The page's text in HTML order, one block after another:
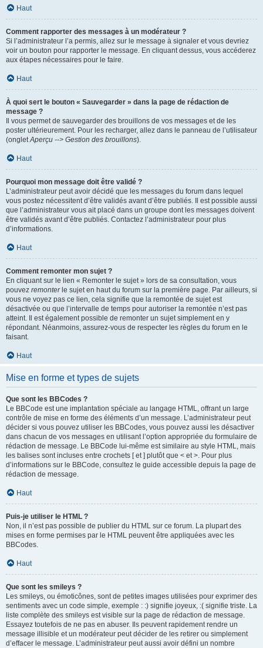
Haut
Comment rapporter des messages à un modérateur ?
Si l’administrateur l’a permis, allez sur le message à signaler et vous devriez
voir un bouton pour rapporter le message. En cliquant dessus, vous accéderez
aux étapes nécessaires pour le faire.
Haut
À quoi sert le bouton « Sauvegarder » dans la page de rédaction de
message ?
Il vous permet de sauvegarder des brouillons de vos messages et de les
poster ultérieurement. Pour les recharger, allez dans le panneau de l’utilisateur
(ongletAperçu --> Gestion des brouillons).
Haut
Pourquoi mon message doit être validé ?
L’administrateur peut avoir décidé que les messages du forum dans lequel
vous postez nécessitent d’être validés avant d’être publiés. Il est possible aussi
que l’administrateur vous ait placé dans un groupe dont les messages doivent
être validés avant d’être publiés. Contactez l’administrateur pour plus
d’informations.
Haut
Comment remonter mon sujet ?
En cliquant sur le lien « Remonter le sujet » lors de sa consultation, vous
pouvez remonterle sujet en haut du forum sur la première page. Par ailleurs, si
vous ne voyez pas ce lien, cela signifie que la remontée de sujet est
désactivée ou que l’intervalle de temps pour autoriser la remontée n’est pas
atteint. Il est également possible de remonter un sujet simplement en y
répondant. Néanmoins, assurez-vous de respecter les règles du forum en le
faisant.
Haut
Mise en forme et types de sujets
Que sont les BBCodes ?
Le BBCode est une implantation spéciale au langage HTML, offrant un large
contrôle de mise en forme des éléments d’un message. L’administrateur peut
décider si vous pouvez utiliser les BBCodes, vous pouvez aussi les désactiver
dans chacun de vos messages en utilisant l’option appropriée du formulaire de
rédaction de message. Le BBCode lui-même est similaire au style HTML, mais
les balises sont incluses entre crochets [ et ] plutôt que < et >. Pour plus
d’informations sur le BBCode, consultez le guide accessible depuis la page de
rédaction de message.
Haut
Puis-je utiliser le HTML ?
Non, il n’est pas possible de publier du HTML sur ce forum. La plupart des
mises en forme permises par le HTML peuvent être appliquées avec les
BBCodes.
Haut
Que sont les smileys ?
Les smileys, ou émoticônes, sont de petites images utilisées pour exprimer des
sentiments avec un code simple, exemple : :) signifie joyeux, :( signifie triste. La
liste complète des smileys est visible sur la page de rédaction de message.
Essayez toutefois de ne pas en abuser. Ils peuvent rapidement rendre un
message illisible et un modérateur peut décider de les retirer ou simplement
d’effacer le message. L’administrateur peut aussi avoir défini un nombre